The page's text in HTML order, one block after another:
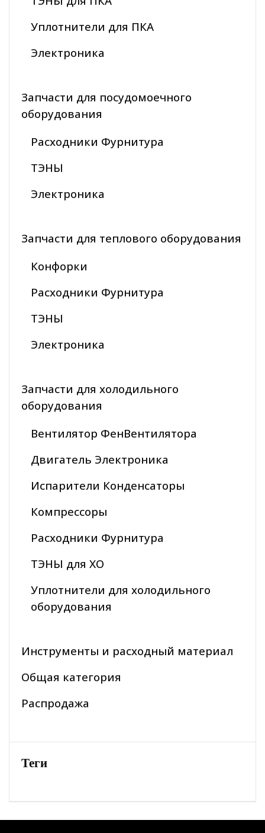
Уплотнители для ПКА
Электроника
Запчасти для посудомоечного
оборудования
Расходники Фурнитура
ТЭНЫ
Электроника
Запчасти для теплового оборудования
Конфорки
Расходники Фурнитура
ТЭНЫ
Электроника
Запчасти для холодильного
оборудования
Вентилятор ФенВентилятора
Двигатель Электроника
Испарители Конденсаторы
Компрессоры
Расходники Фурнитура
ТЭНЫ для ХО
Уплотнители для холодильного
оборудования
Инструменты и расходный материал
Общая категория
Распродажа
Теги